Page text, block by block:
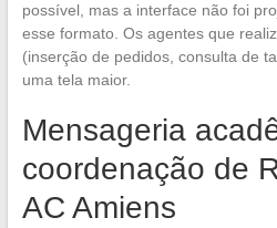
possível, mas a interface não foi
esse formato. Os agentes que
(inserção de pedidos, consulta de
uma tela maior.
Mensageria
coordenação de
AC Amiens